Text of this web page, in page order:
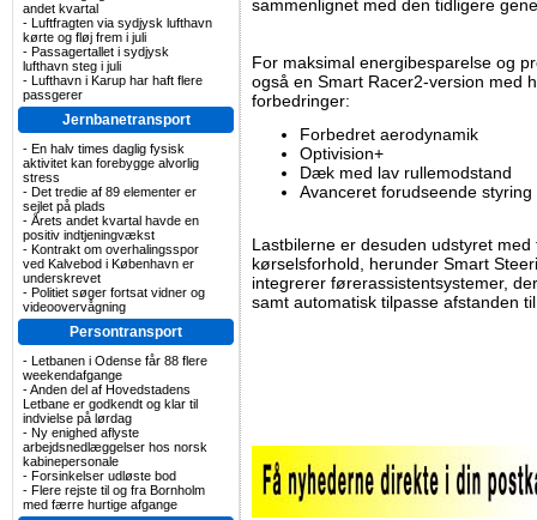
andet kvartal
- Luftfragten via sydjysk lufthavn
kørte og fløj frem i juli
- Passagertallet i sydjysk
lufthavn steg i juli
- Lufthavn i Karup har haft flere
passgerer
Jernbanetransport
- En halv times daglig fysisk
aktivitet kan forebygge alvorlig
stress
- Det tredie af 89 elementer er
sejlet på plads
- Årets andet kvartal havde en
positiv indtjeningvækst
- Kontrakt om overhalingsspor
ved Kalvebod i København er
underskrevet
- Politiet søger fortsat vidner og
videoovervågning
Persontransport
- Letbanen i Odense får 88 flere
weekendafgange
-Anden del af Hovedstadens
Letbane er godkendt og klar til
indvielse på lørdag
- Ny enighed aflyste
arbejdsnedlæggelser hos norsk
kabinepersonale
- Forsinkelser udløste bod
- Flere rejste til og fra Bornholm
med færre hurtige afgange
sammenlignet med den tidligere
For maksimal energibesparelse og
også en Smart Racer2-version med
forbedringer:
Forbedret aerodynamik
Optivision+
Dæk med lav rullemodstand
Avanceret forudseende styring
Lastbilerne er desuden udstyret
kørselsforhold, herunder Smart
integrerer førerassistentsystemer,
samt automatisk tilpasse afstanden